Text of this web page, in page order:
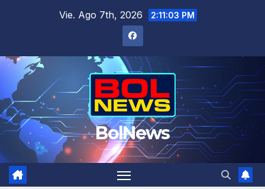
Vie. Ago 7th, 2026 2:11:04 PM
BolNews